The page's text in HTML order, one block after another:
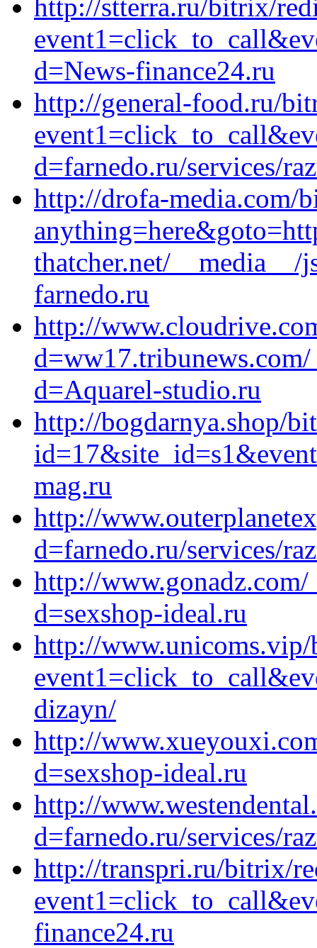
http://stterra.ru/bitrix/
d=News-finance24.ru
http://general-food.ru/
d=farnedo.ru/services/
http://drofa-media.com/
thatcher.net/__media__/
farnedo.ru
http://
d=Aquarel-studio.ru
http://bogdarnya.shop/
mag.ru
http://
d=farnedo.ru/services/
http://www.gonadz.com/
d=sexshop-ideal.ru
http://
dizayn/
http://
d=sexshop-ideal.ru
http://
d=farnedo.ru/services/
http://transpri.ru/bitrix/
finance24.ru